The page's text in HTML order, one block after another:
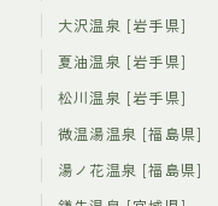
大沢温泉 [岩手県]
夏油温泉 [岩手県]
松川温泉 [岩手県]
微温湯温泉 [福島県]
湯ノ花温泉 [福島県]